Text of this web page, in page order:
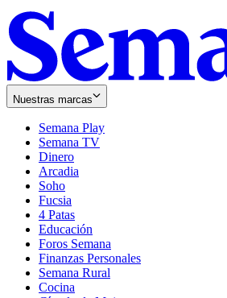
Nuestras marcas
Semana Play
Semana TV
Dinero
Arcadia
Soho
in
new
window
Fucsia
in
new
window
4 Patas
Educación
Foros Semana
Finanzas Personales
Semana Rural
Cocina